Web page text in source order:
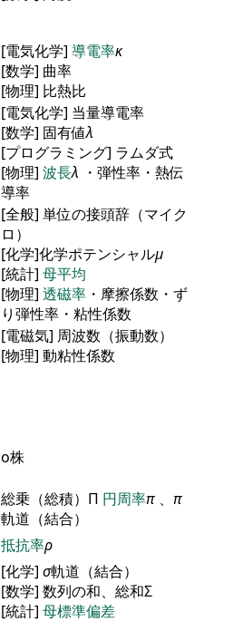
[電気化学] 導電率κ
[数学] 曲率
[物理] 比熱比
[電気化学] 当量導電率
[数学] 固有値λ
[プログラミング] ラムダ式
[物理] 波長λ ・弾性率・熱伝
導率
[全般] 単位の接頭辞（マイク
ロ）
[化学]化学ポテンシャルμ
[統計] 母平均
[物理] 透磁率 ・摩擦係数・ず
り弾性率・粘性係数
[電磁気] 周波数（振動数）
[物理] 動粘性係数
ο株
総乗（総積）Π 円周率π 、 π
軌道（結合）
抵抗率ρ
[化学] σ軌道（結合）
[数学] 数列の和、総和Σ
[統計] 母標準偏差